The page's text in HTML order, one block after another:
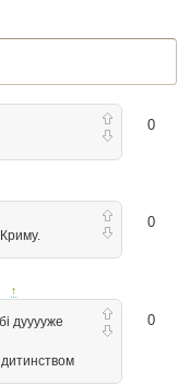
0
0
↑
0
дууууже